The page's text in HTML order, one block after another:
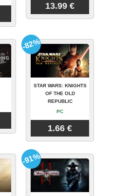
13.99 €
STAR WARS: KNIGHTS
OF THE OLD
REPUBLIC
PC
1.66 €
-82%
-91%